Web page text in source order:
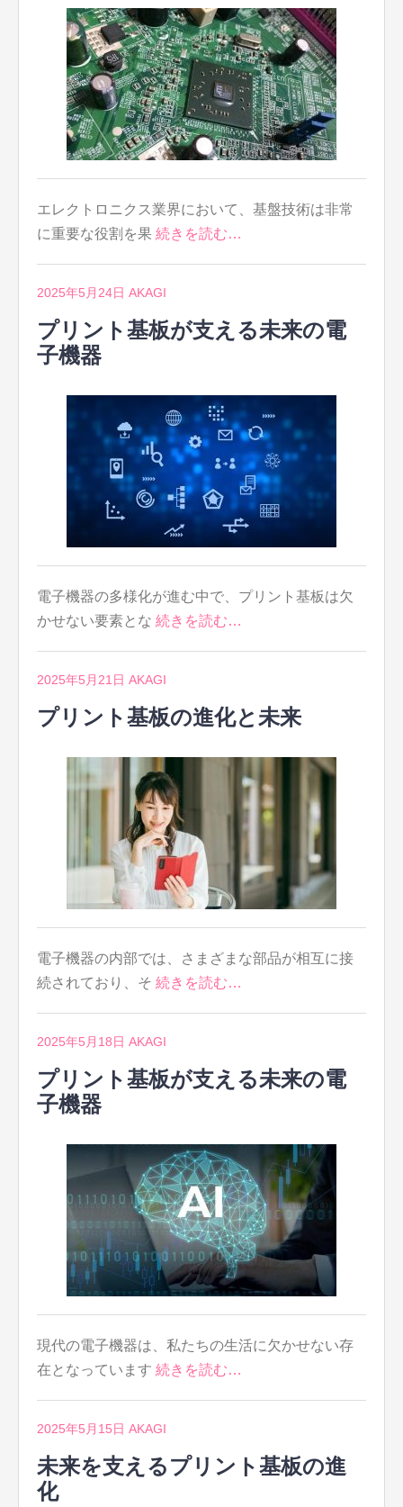
エレクトロニクス業界において、基盤技術は非常
に重要な役割を果 続きを読む…
2025年5月24日 AKAGI
プリント基板が支える未来の電
子機器
電子機器の多様化が進む中で、プリント基板は欠
かせない要素とな 続きを読む…
2025年5月21日 AKAGI
プリント基板の進化と未来
電子機器の内部では、さまざまな部品が相互に接
続されており、そ 続きを読む…
2025年5月18日 AKAGI
プリント基板が支える未来の電
子機器
現代の電子機器は、私たちの生活に欠かせない存
在となっています 続きを読む…
2025年5月15日 AKAGI
未来を支えるプリント基板の進
化